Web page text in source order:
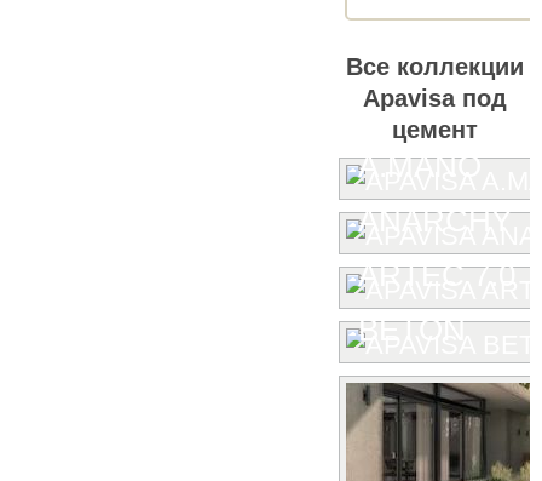
Все коллекции
Apavisa под
цемент
A.MANO
ANARCHY
ARTEC 7.0
BETON